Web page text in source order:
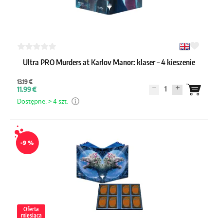
Ultra PRO Murders at Karlov Manor: klaser – 4 kieszenie
13.19 €
11.99 € 1
Dostępne: > 4 szt.
-9 %
Oferta
miesiąca